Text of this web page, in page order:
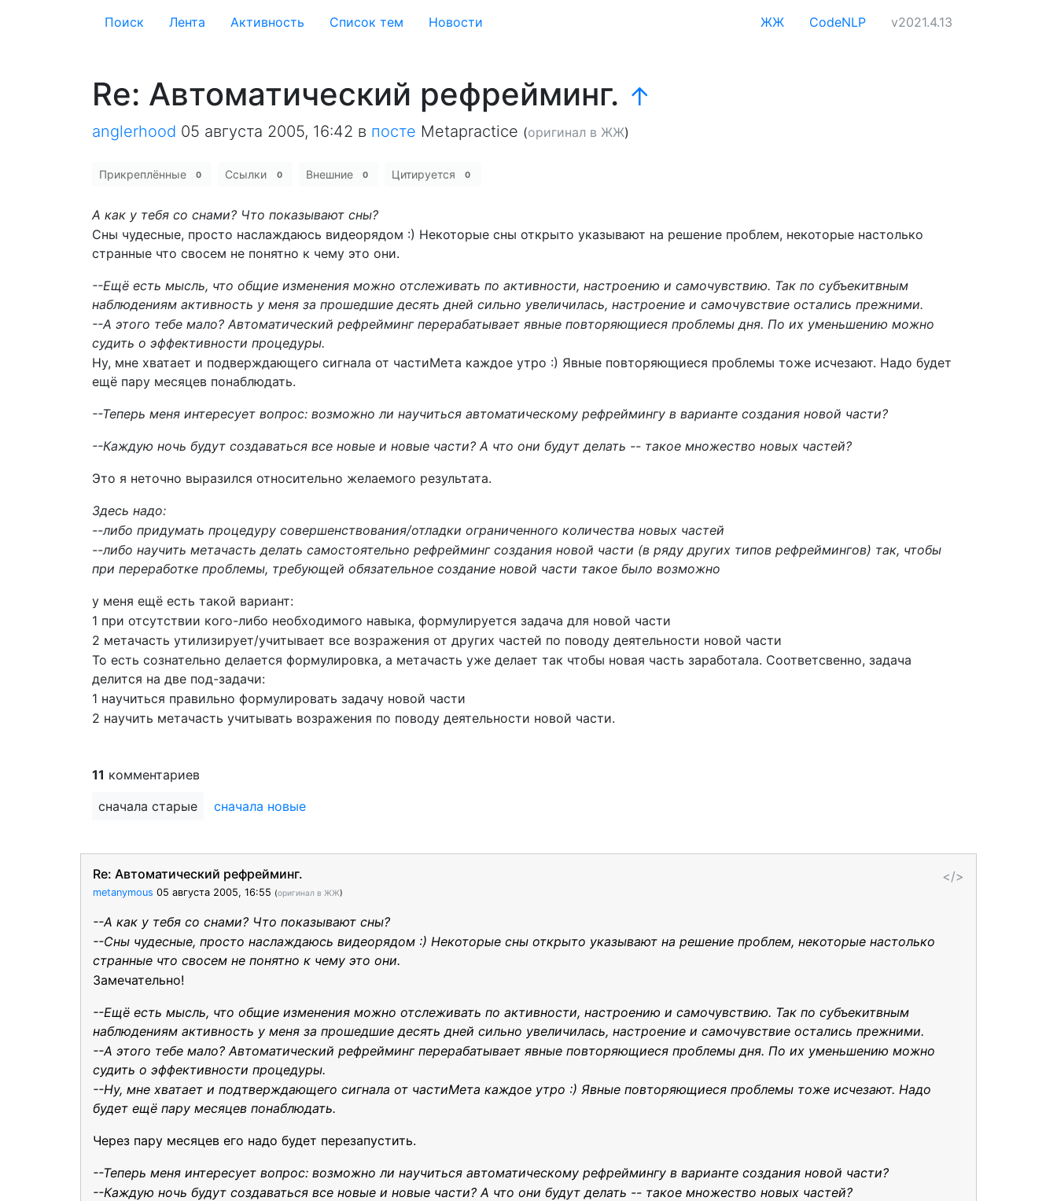
Поиск Лента Активность Cписок тем Новости ЖЖ CodeNLP v2021.4.13
Re: Автоматический рефрейминг. ↑
anglerhood 05 августа 2005, 16:42 в посте Metapractice (оригинал в ЖЖ)
Прикреплённые 0 Ссылки 0 Внешние 0 Цитируется 0
А как у тебя со снами? Что показывают сны?
Сны чудесные, просто наслаждаюсь видеорядом :) Некоторые сны открыто указывают на решение проблем, некоторые настолько
странные что свосем не понятно к чему это они.
--Ещё есть мысль, что общие изменения можно отслеживать по активности, настроению и самочувствию. Так по субъекитвным
наблюдениям активность у меня за прошедшие десять дней сильно увеличилась, настроение и самочувствие остались прежними.
--А этого тебе мало? Автоматический рефрейминг перерабатывает явные повторяющиеся проблемы дня. По их уменьшению можно
судить о эффективности процедуры.
Ну, мне хватает и подверждающего сигнала от частиМета каждое утро :) Явные повторяющиеся проблемы тоже исчезают. Надо будет
ещё пару месяцев понаблюдать.
--Теперь меня интересует вопрос: возможно ли научиться автоматическому рефреймингу в варианте создания новой части?
--Каждую ночь будут создаваться все новые и новые части? А что они будут делать -- такое множество новых частей?
Это я неточно выразился относительно желаемого результата.
Здесь надо:
--либо придумать процедуру совершенствования/отладки ограниченного количества новых частей
--либо научить метачасть делать самостоятельно рефрейминг создания новой части (в ряду других типов рефреймингов) так, чтобы
при переработке проблемы, требующей обязательное создание новой части такое было возможно
у меня ещё есть такой вариант:
1 при отсутствии кого-либо необходимого навыка, формулируется задача для новой части
2 метачасть утилизирует/учитывает все возражения от других частей по поводу деятельности новой части
То есть сознательно делается формулировка, а метачасть уже делает так чтобы новая часть заработала. Соответсвенно, задача
делится на две под-задачи:
1 научиться правильно формулировать задачу новой части
2 научить метачасть учитывать возражения по поводу деятельности новой части.
11 комментариев
сначала старые
сначала новые
</>
Re: Автоматический рефрейминг.
metanymous 05 августа 2005, 16:55 (оригинал в ЖЖ)
--А как у тебя со снами? Что показывают сны?
--Сны чудесные, просто наслаждаюсь видеорядом :) Некоторые сны открыто указывают на решение проблем, некоторые настолько
странные что свосем не понятно к чему это они.
Замечательно!
--Ещё есть мысль, что общие изменения можно отслеживать по активности, настроению и самочувствию. Так по субъекитвным
наблюдениям активность у меня за прошедшие десять дней сильно увеличилась, настроение и самочувствие остались прежними.
--А этого тебе мало? Автоматический рефрейминг перерабатывает явные повторяющиеся проблемы дня. По их уменьшению можно
судить о эффективности процедуры.
--Ну, мне хватает и подтверждающего сигнала от частиМета каждое утро :) Явные повторяющиеся проблемы тоже исчезают. Надо
будет ещё пару месяцев понаблюдать.
Через пару месяцев его надо будет перезапустить.
--Теперь меня интересует вопрос: возможно ли научиться автоматическому рефреймингу в варианте создания новой части?
--Каждую ночь будут создаваться все новые и новые части? А что они будут делать -- такое множество новых частей?